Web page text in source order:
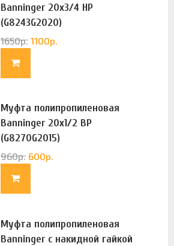
Banninger 20х3/4 НР
(G8243G2020)
1650р. 1100р.
Муфта полипропиленовая
Banninger 20х1/2 ВР
(G8270G2015)
960р. 600р.
Муфта полипропиленовая
Banninger с накидной гайкой